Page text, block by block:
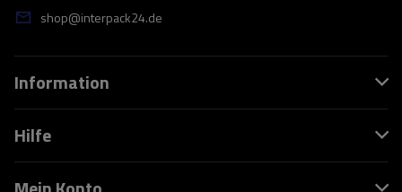
shop@interpack24.de
Information
Hilfe